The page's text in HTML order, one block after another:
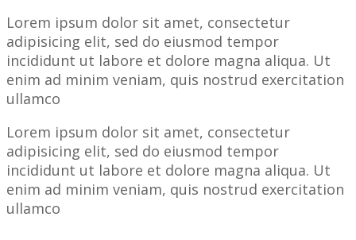
Lorem ipsum dolor sit amet, consectetur
adipisicing elit, sed do eiusmod tempor
incididunt ut labore et dolore magna aliqua. Ut
enim ad minim veniam, quis nostrud exercitation
ullamco
Lorem ipsum dolor sit amet, consectetur
adipisicing elit, sed do eiusmod tempor
incididunt ut labore et dolore magna aliqua. Ut
enim ad minim veniam, quis nostrud exercitation
ullamco